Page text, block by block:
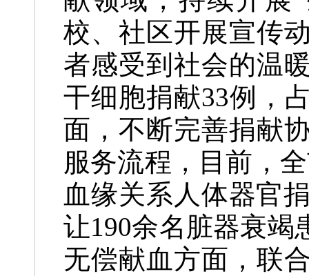
校、社区开展宣传
者感受到社会的温
干细胞捐献33例，
面，不断完善捐献
服务流程，目前，
血缘关系人体器官
让190余名脏器衰竭
无偿献血方面，联